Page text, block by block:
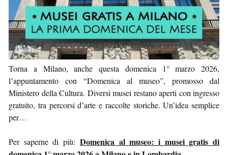
Torna a Milano, anche questa domenica 1° marzo 2026,
l’appuntamento con “Domenica al museo”, promosso dal
Ministero della Cultura. Diversi musei restano aperti con ingresso
gratuito, tra percorsi d’arte e raccolte storiche. Un’idea semplice
per…
Per saperne di più: Domenica al museo: i musei gratis di